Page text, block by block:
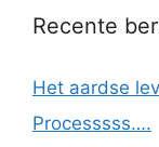
Recente
Het aardse
Processsss….